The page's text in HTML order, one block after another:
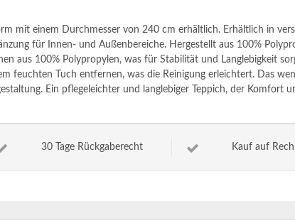
mit einem Durchmesser von 240 cm erhältlich. Erhältlich in
für Innen- und Außenbereiche. Hergestellt aus 100%
aus 100% Polypropylen, was für Stabilität und Langlebigkeit
feuchten Tuch entfernen, was die Reinigung erleichtert. Das
Ein pflegeleichter und langlebiger Teppich, der Komfort
30 Tage Rückgaberecht Kauf auf